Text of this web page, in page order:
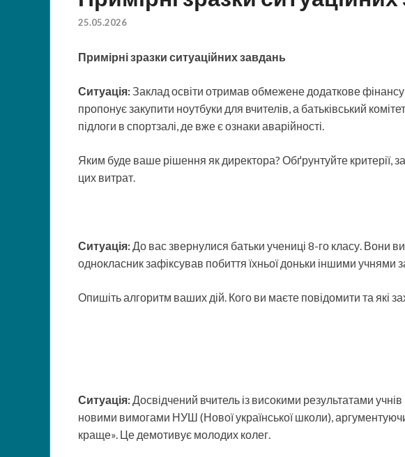
25.05.2026
Примірні зразки ситуаційних завдань
Ситуація:Заклад освіти отримав обмежене додаткове
пропонує закупити ноутбуки для вчителів, а батьківський
підлоги в спортзалі, де вже є ознаки аварійності.
Яким буде ваше рішення як директора? Обґрунтуйте критерії,
цих витрат.
Ситуація:До вас звернулися батьки учениці 8-го класу. Вони
однокласник зафіксував побиття їхньої доньки іншими
Опишіть алгоритм ваших дій. Кого ви маєте повідомити та які
Ситуація:Досвідчений вчитель із високими результатами
новими вимогами НУШ (Нової української школи),
краще». Це демотивує молодих колег.